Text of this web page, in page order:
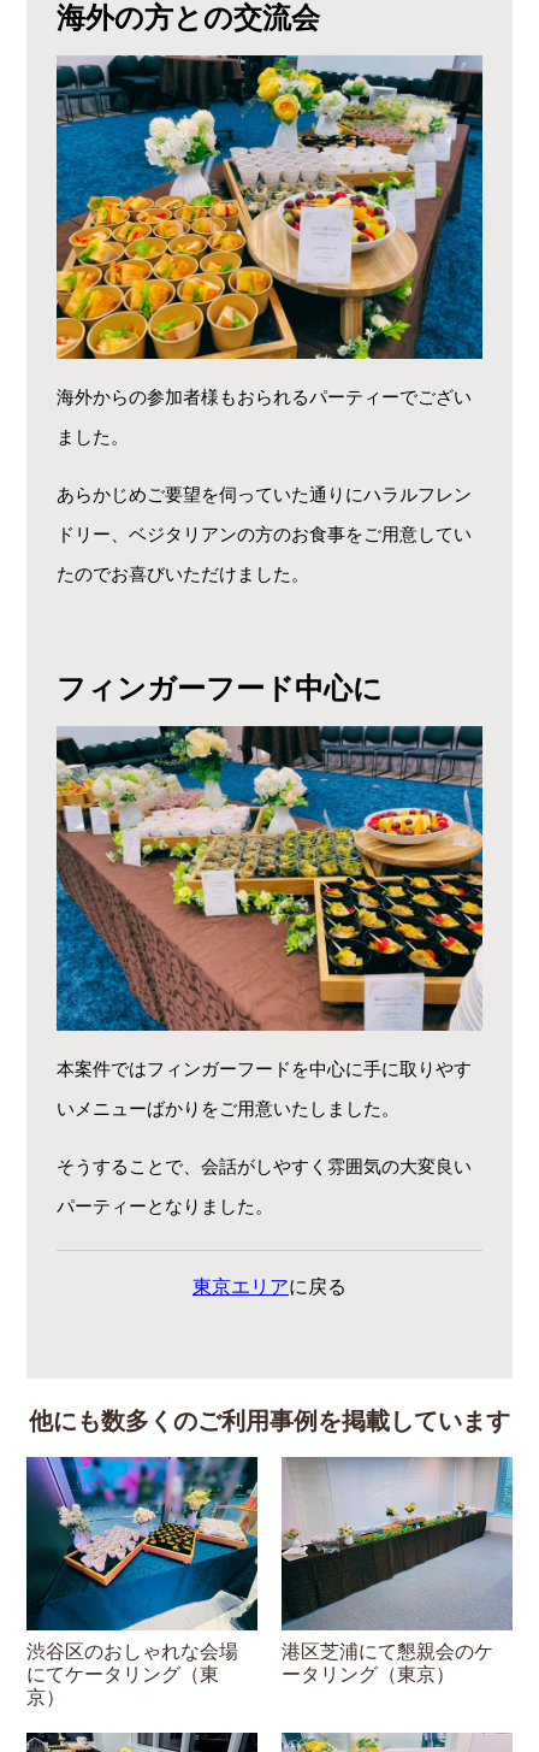
海外の方との交流会
海外からの参加者様もおられるパーティーでござい
ました。
あらかじめご要望を伺っていた通りにハラルフレン
ドリー、ベジタリアンの方のお食事をご用意してい
たのでお喜びいただけました。
フィンガーフード中心に
本案件ではフィンガーフードを中心に手に取りやす
いメニューばかりをご用意いたしました。
そうすることで、会話がしやすく雰囲気の大変良い
パーティーとなりました。
東京エリアに戻る
他にも数多くのご利用事例を掲載しています
渋谷区のおしゃれな会場
にてケータリング（東
京）
港区芝浦にて懇親会のケ
ータリング（東京）